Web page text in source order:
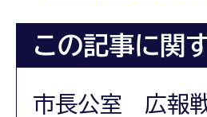
この記事に関
市長公室 広報